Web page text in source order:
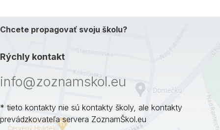
Chcete propagovať svoju školu?
Rýchly kontakt
info@zoznamskol.eu
* tieto kontakty nie sú kontakty školy, ale kontakty
prevádzkovateľa servera ZoznamŠkol.eu